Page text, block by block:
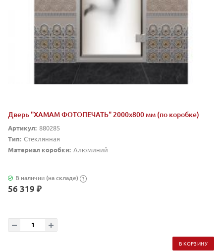
Дверь "ХАМАМ ФОТОПЕЧАТЬ" 2000х800 мм (по коробке)
Артикул: 880285
Тип: Стеклянная
Материал коробки: Алюминий
В наличии (на складе) ?
56 319 ₽
В КОРЗИНУ